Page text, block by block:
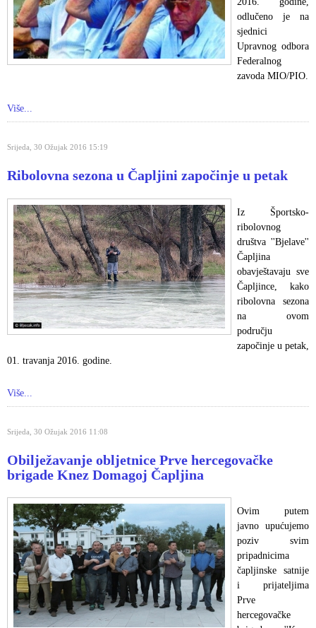
odlučeno je na
sjednici
Upravnog odbora
Federalnog
zavoda MIO/PIO.
Više...
Srijeda, 30 Ožujak 2016 15:19
Ribolovna sezona u Čapljini započinje u petak
Iz Športsko-
ribolovnog
društva ''Bjelave''
Čapljina
obavještavaju sve
Čapljince, kako
ribolovna sezona
na ovom
području
započinje u petak,
01. travanja 2016. godine.
Više...
Srijeda, 30 Ožujak 2016 11:08
Obilježavanje obljetnice Prve hercegovačke
brigade Knez Domagoj Čapljina
Ovim putem
javno upućujemo
poziv svim
pripadnicima
čapljinske satnije
i prijateljima
Prve
hercegovačke